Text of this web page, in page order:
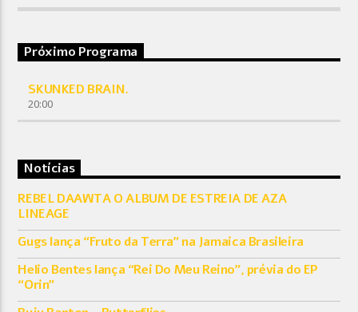
Próximo Programa
SKUNKED BRAIN.
20:00
Notícias
REBEL DAAWTA O ALBUM DE ESTREIA DE AZA
LINEAGE
Gugs lança “Fruto da Terra” na Jamaica Brasileira
Helio Bentes lança “Rei Do Meu Reino”, prévia do EP
“Orin”